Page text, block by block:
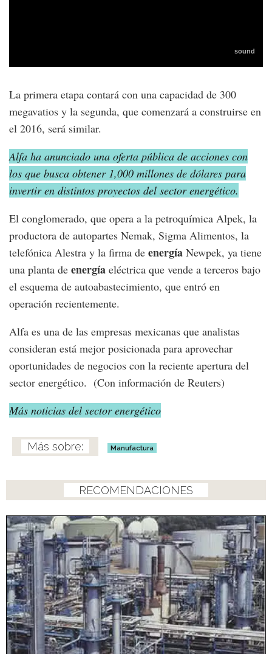
La primera etapa contará con una capacidad de 300
megavatios y la segunda, que comenzará a construirse en
el 2016, será similar.
Alfa ha anunciado una oferta pública de acciones con
los que busca obtener 1,000 millones de dólares para
invertir en distintos proyectos del sector energético.
El conglomerado, que opera a la petroquímica Alpek, la
productora de autopartes Nemak, Sigma Alimentos, la
telefónica Alestra y la firma de energía Newpek, ya tiene
una planta de energía eléctrica que vende a terceros bajo
el esquema de autoabastecimiento, que entró en
operación recientemente.
Alfa es una de las empresas mexicanas que analistas
consideran está mejor posicionada para aprovechar
oportunidades de negocios con la reciente apertura del
sector energético. (Con información de Reuters)
Más noticias del sector energético
Manufactura
RECOMENDACIONES